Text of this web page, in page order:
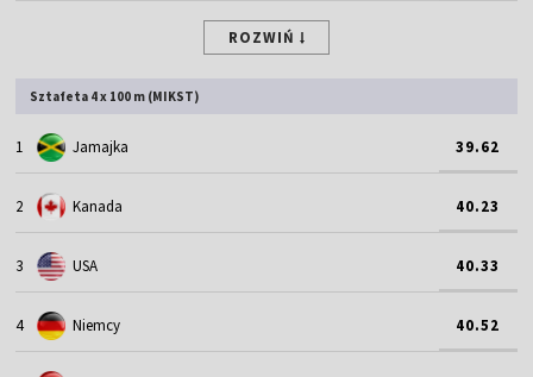
ROZWIŃ
Sztafeta 4 x 100 m (MIKST)
1 Jamajka 39.62
2 Kanada 40.23
3 USA 40.33
4 Niemcy 40.52